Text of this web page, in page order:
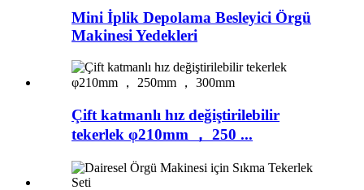
Mini İplik Depolama Besleyici Örgü
Makinesi Yedekleri
Çift katmanlı hız değiştirilebilir
tekerlek φ210mm ， 250 ...